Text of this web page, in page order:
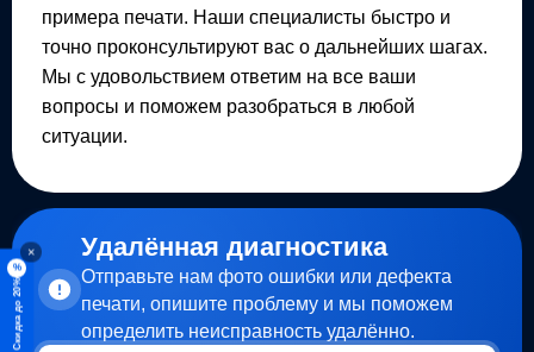
×
%
Скидка до 20%
примера печати. Наши специалисты быстро и
точно проконсультируют вас о дальнейших шагах.
Мы с удовольствием ответим на все ваши
вопросы и поможем разобраться в любой
ситуации.
Удалённая диагностика
Отправьте нам фото ошибки или дефекта
печати, опишите проблему и мы поможем
определить неисправность удалённо.